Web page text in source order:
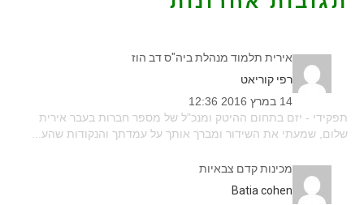
אירית תלמוד מנהלת ביה"ס דב הוז
רפי קוריאט
14 במרץ 2016 12:36
תפקידי - יזם בתחום ההיטק ומנכ"ל של מספר חברות בעבר אירית
שלום, שמעתי את השידור ומברך אותך על עמדתך והנקודות שהע...
מכינות קדם צבאיות
batia cohen